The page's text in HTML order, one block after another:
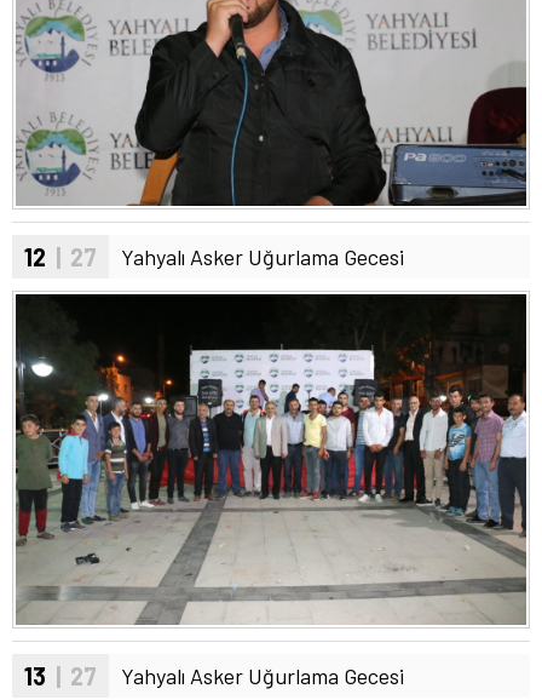
12 | 27 Yahyalı Asker Uğurlama Gecesi
13 | 27 Yahyalı Asker Uğurlama Gecesi